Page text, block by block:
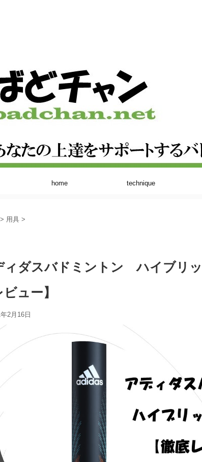
home technique
> 用具 >
ィダスバドミントン ハイブリ
ュー】
2月16日